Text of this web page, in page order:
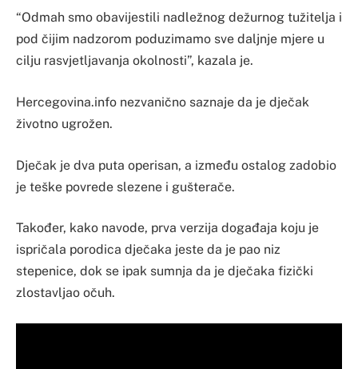
“Odmah smo obavijestili nadležnog dežurnog tužitelja i
pod čijim nadzorom poduzimamo sve daljnje mjere u
cilju rasvjetljavanja okolnosti”, kazala je.
Hercegovina.info nezvanično saznaje da je dječak
životno ugrožen.
Dječak je dva puta operisan, a između ostalog zadobio
je teške povrede slezene i gušterače.
Također, kako navode, prva verzija događaja koju je
ispričala porodica dječaka jeste da je pao niz
stepenice, dok se ipak sumnja da je dječaka fizički
zlostavljao očuh.